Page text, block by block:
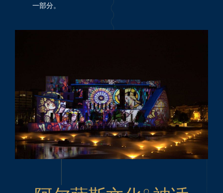
一部分。